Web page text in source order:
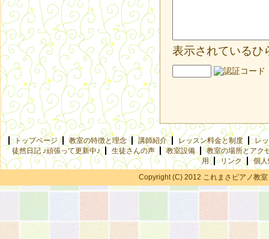
表示されているひ
トップページ 教室の特徴と理念 講師紹介 レッスン料金と制度
レ
徒然日記 ♪頑張って更新中♪
生徒さんの声 教室設備
教室の場所とアク
用
リンク
個
Copyright (C) 2012 これまさピアノ教